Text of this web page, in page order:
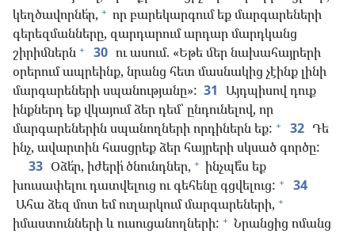
կեղծավորնե՛ր, + որ բարեկարգում եք մարգարեների
գերեզմանները, զարդարում արդար մարդկանց
շիրիմներն + 30 ու ասում. «Եթե մեր նախահայրերի
օրերում ապրեինք, նրանց հետ մասնակից չէինք լինի
մարգարեների սպանությանը»: 31 Այդպիսով դուք
ինքներդ եք վկայում ձեր դեմ՝ ընդունելով, որ
մարգարեներին սպանողների որդիներն եք: + 32 Դե
ինչ, ավարտին հասցրեք ձեր հայրերի սկսած գործը:
33 Օձե՛ր, իժերի՛ ծնունդներ, + ինչպե՞ս եք
խուսափելու դատվելուց ու գեհենը գցվելուց: +
34
Ահա ձեզ մոտ եմ ուղարկում մարգարեների, +
իմաստունների և ուսուցանողների: + Նրանցից ոմանց